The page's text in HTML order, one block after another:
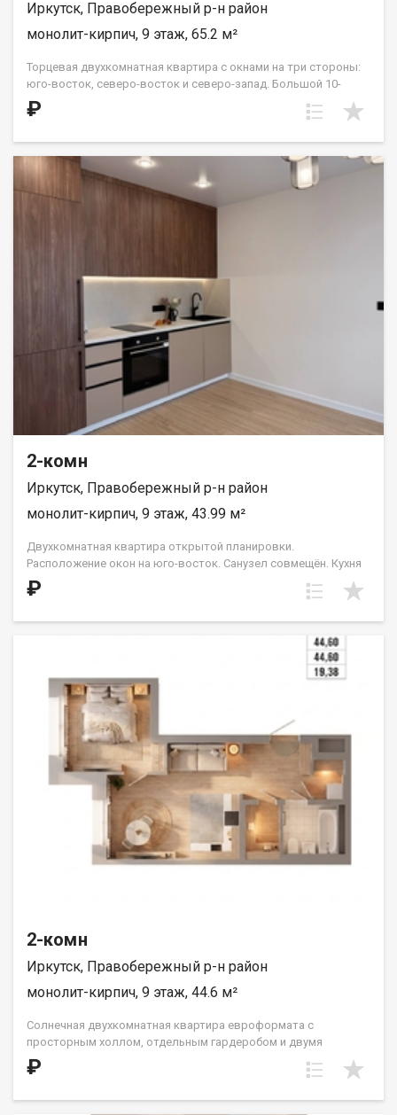
Иркутск, Правобережный р-н район
монолит-кирпич, 9 этаж, 65.2 м²
Торцевая двухкомнатная квартира с окнами на три стороны:
юго-восток, северо-восток и северо-запад. Большой 10-
метровый холл прекрасно вместит несколько шкафов-купе
для комфортной организации сезонных вещей. Жилые
хозяйский или оставить одним большим помещением. В этой
планировке на 15 и 16 этажах в южной спальне есть выход на
террасу с видом во двор и на улицу Советская. ООО СЗ «ДЕСС-
₽
2-комн
Иркутск, Правобережный р-н район
монолит-кирпич, 9 этаж, 43.99 м²
Двухкомнатная квартира открытой планировки.
Расположение окон на юго-восток. Санузел совмещён. Кухня
выделена в нишу. На чётных этажах (с 4-го по 16-й) в
планировке есть небольшой французский балкон с видом во
семье или одному взрослому человеку. ООО СЗ «ДЕСС-
Инвест» (Группа строительных компаний «Восток Центр
Иркутск»)
₽
2-комн
Иркутск, Правобережный р-н район
монолит-кирпич, 9 этаж, 44.6 м²
Солнечная двухкомнатная квартира евроформата с
просторным холлом, отдельным гардеробом и двумя
санузлами. Кухня встроена нишей рядом с гостиной-
столовой. Спальня в форме правильного квадрата. Такой
₽